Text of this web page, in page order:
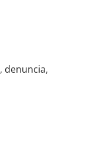
, denuncia,